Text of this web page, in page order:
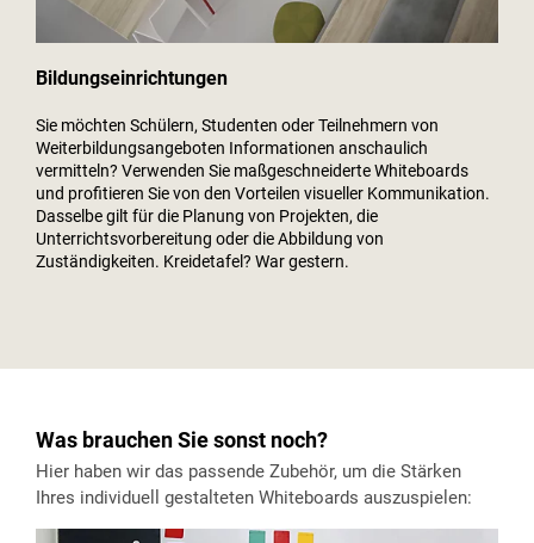
Bildungseinrichtungen
Sie möchten Schülern, Studenten oder Teilnehmern von
Weiterbildungsangeboten Informationen anschaulich
vermitteln? Verwenden Sie maßgeschneiderte Whiteboards
und profitieren Sie von den Vorteilen visueller Kommunikation.
Dasselbe gilt für die Planung von Projekten, die
Unterrichtsvorbereitung oder die Abbildung von
Zuständigkeiten. Kreidetafel? War gestern.
Was brauchen Sie sonst noch?
Hier haben wir das passende Zubehör, um die Stärken
Ihres individuell gestalteten Whiteboards auszuspielen: